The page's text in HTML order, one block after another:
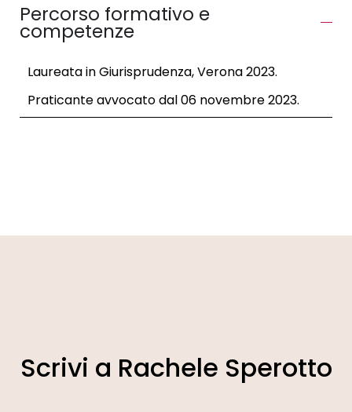
Percorso formativo e
competenze
Laureata in Giurisprudenza, Verona 2023.
Praticante avvocato dal 06 novembre 2023.
Scrivi a Rachele Sperotto